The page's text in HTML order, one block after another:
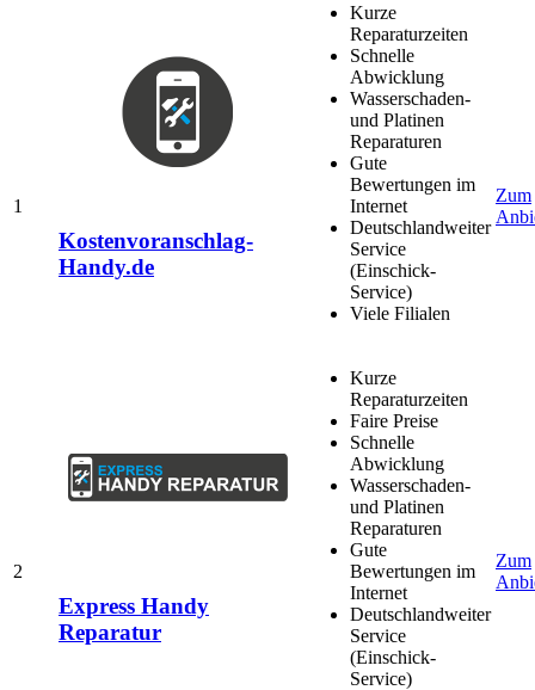
1
Kostenvoranschlag-
Handy.de
Kurze
Reparaturzeiten
Schnelle
Abwicklung
Wasserschaden-
und Platinen
Reparaturen
Gute
Bewertungen im
Internet
Deutschlandweiter
Service
(Einschick-
Service)
Viele Filialen
Zum
2
Express Handy
Reparatur
Kurze
Reparaturzeiten
Faire Preise
Schnelle
Abwicklung
Wasserschaden-
und Platinen
Reparaturen
Gute
Bewertungen im
Internet
Deutschlandweiter
Service
(Einschick-
Service)
Zum